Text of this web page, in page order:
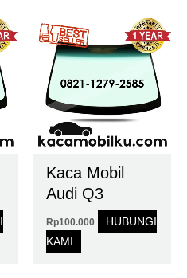
Kaca Mobil
Audi Q3
Rp100.000
HUBUNGI
KAMI